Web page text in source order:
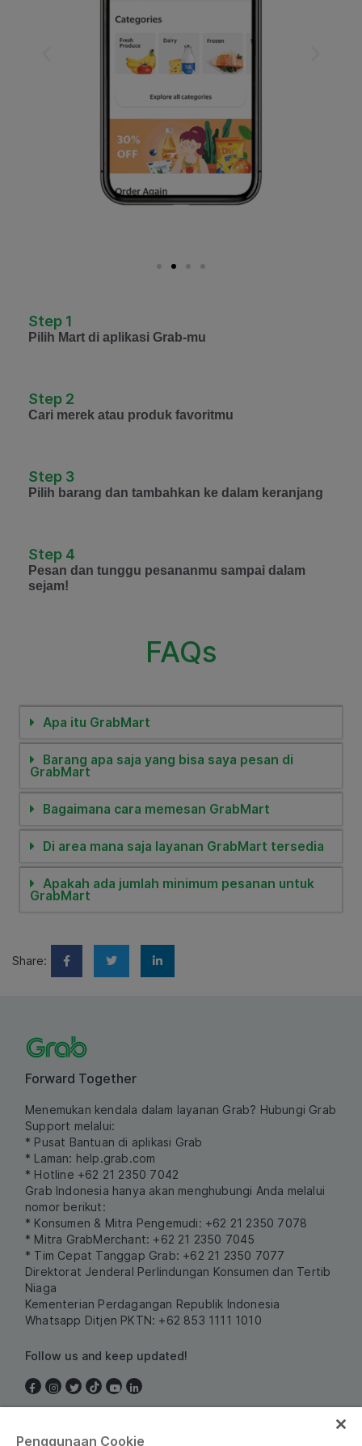
Step 1
Pilih Mart di aplikasi Grab-mu
Step 2
Cari merek atau produk favoritmu
Step 3
Pilih barang dan tambahkan ke dalam keranjang
Step 4
Pesan dan tunggu pesananmu sampai dalam
sejam!
FAQs
Apa itu GrabMart
Barang apa saja yang bisa saya pesan di
GrabMart
Bagaimana cara memesan GrabMart
Di area mana saja layanan GrabMart tersedia
Apakah ada jumlah minimum pesanan untuk
GrabMart
Share:
Forward Together
Menemukan kendala dalam layanan Grab? Hubungi Grab
Support melalui:
* Pusat Bantuan di aplikasi Grab
* Laman: help.grab.com
* Hotline +62 21 2350 7042
Grab Indonesia hanya akan menghubungi Anda melalui
nomor berikut:
* Konsumen & Mitra Pengemudi: +62 21 2350 7078
* Mitra GrabMerchant: +62 21 2350 7045
* Tim Cepat Tanggap Grab: +62 21 2350 7077
Direktorat Jenderal Perlindungan Konsumen dan Tertib
Niaga
Kementerian Perdagangan Republik Indonesia
Whatsapp Ditjen PKTN: +62 853 1111 1010
Follow us and keep updated!
Penggunaan Cookie